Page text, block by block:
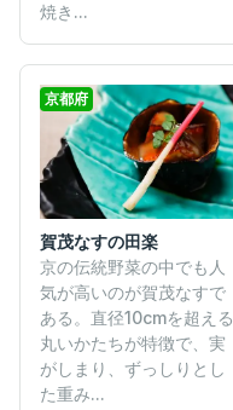
焼き...
京都府
賀茂なすの田楽
京の伝統野菜の中でも人
気が高いのが賀茂なすで
ある。直径10cmを超える
丸いかたちが特徴で、実
がしまり、ずっしりとし
た重み...